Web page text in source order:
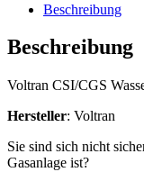
Beschreibung
Beschreibung
Voltran CSI/CGS
Hersteller: Voltran
Sie sind sich nicht
Gasanlage ist?